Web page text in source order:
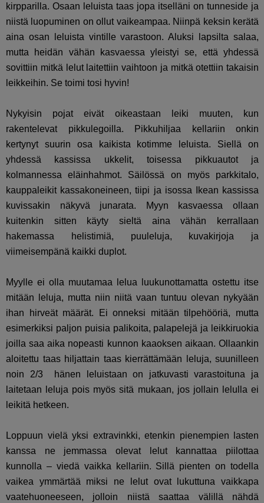
kirpparilla. Osaan leluista taas jopa itselläni on tunneside ja
niistä luopuminen on ollut vaikeampaa. Niinpä keksin kerätä
aina osan leluista vintille varastoon. Aluksi lapsilta salaa,
mutta heidän vähän kasvaessa yleistyi se, että yhdessä
sovittiin mitkä lelut laitettiin vaihtoon ja mitkä otettiin takaisin
leikkeihin. Se toimi tosi hyvin!
Nykyisin pojat eivät oikeastaan leiki muuten, kun
rakentelevat pikkulegoilla. Pikkuhiljaa kellariin onkin
kertynyt suurin osa kaikista kotimme leluista. Siellä on
yhdessä kassissa ukkelit, toisessa pikkuautot ja
kolmannessa eläinhahmot. Säilössä on myös parkkitalo,
kauppaleikit kassakoneineen, tiipi ja isossa Ikean kassissa
kuvissakin näkyvä junarata. Myyn kasvaessa ollaan
kuitenkin sitten käyty sieltä aina vähän kerrallaan
hakemassa helistimiä, puuleluja, kuvakirjoja ja
viimeisempänä kaikki duplot.
Myylle ei olla muutamaa lelua luukunottamatta ostettu itse
mitään leluja, mutta niin niitä vaan tuntuu olevan nykyään
ihan hirveät määrät. Ei onneksi mitään tilpehööriä, mutta
esimerkiksi paljon puisia palikoita, palapelejä ja leikkiruokia
joilla saa aika nopeasti kunnon kaaoksen aikaan. Ollaankin
aloitettu taas hiljattain taas kierrättämään leluja, suunilleen
noin 2/3 hänen leluistaan on jatkuvasti varastoituna ja
laitetaan leluja pois myös sitä mukaan, jos jollain lelulla ei
leikitä hetkeen.
Loppuun vielä yksi extravinkki, etenkin pienempien lasten
kanssa ne jemmassa olevat lelut kannattaa piilottaa
kunnolla – viedä vaikka kellariin. Sillä pienten on todella
vaikea ymmärtää miksi ne lelut ovat lukuttuna vaikkapa
vaatehuoneeseen, jolloin niistä saattaa välillä nähdä